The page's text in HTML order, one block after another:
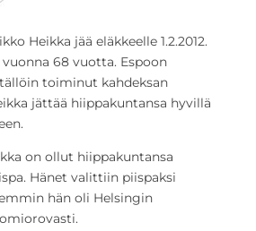
Heikka jää eläkkeelle 1.2.2012.
68 vuotta. Espoon
toiminut kahdeksan
jättää hiippakuntansa hyvillä
on ollut hiippakuntansa
Hänet valittiin piispaksi
hän oli Helsingin